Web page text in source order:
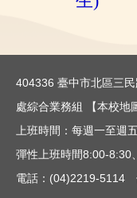
404336 臺中市北區三
處綜合業務組
【本校地
上班時間：每週一至週
彈性上班時間8:00-8:30
電話：(04)2219-5114